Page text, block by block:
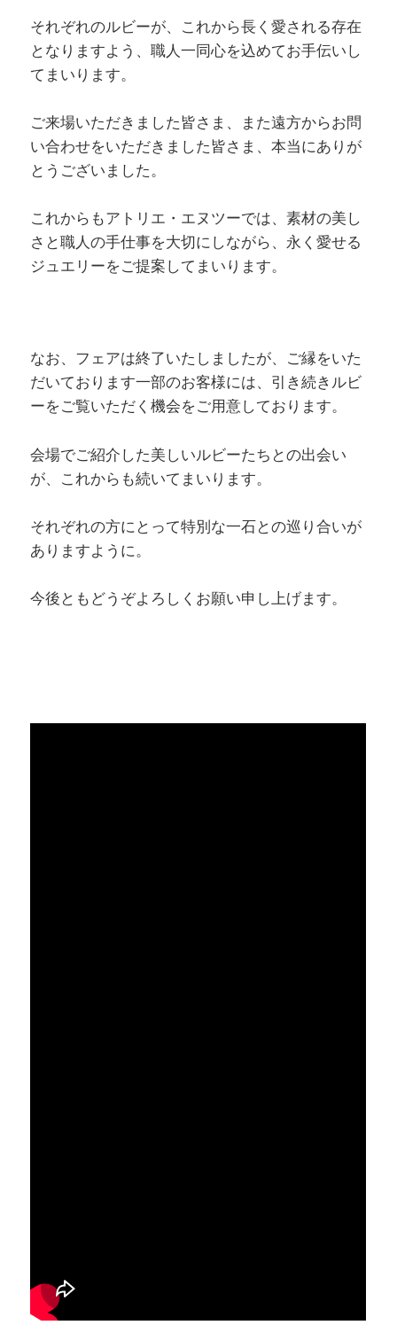
それぞれのルビーが、これから長く愛される存在
となりますよう、職人一同心を込めてお手伝いし
てまいります。
ご来場いただきました皆さま、また遠方からお問
い合わせをいただきました皆さま、本当にありが
とうございました。
これからもアトリエ・エヌツーでは、素材の美し
さと職人の手仕事を大切にしながら、永く愛せる
ジュエリーをご提案してまいります。
なお、フェアは終了いたしましたが、ご縁をいた
だいております一部のお客様には、引き続きルビ
ーをご覧いただく機会をご用意しております。
会場でご紹介した美しいルビーたちとの出会い
が、これからも続いてまいります。
それぞれの方にとって特別な一石との巡り合いが
ありますように。
今後ともどうぞよろしくお願い申し上げます。